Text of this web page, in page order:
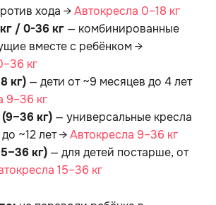
хода →Автокресла 0–18 кг
/ 0-36 кг — комбинированные
вместе с ребёнком →
кг
кг) — дети от ~9 месяцев до 4 лет
9–36 кг
кг) — универсальные кресла
~12 лет →Автокресла 9–36 кг
кг) — для детей постарше, от
15–36 кг